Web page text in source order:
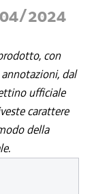
2024
con
dal
ufficiale
carattere
della